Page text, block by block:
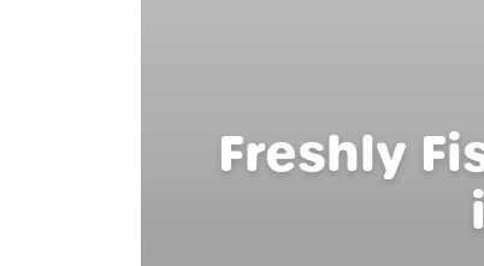
Freshly